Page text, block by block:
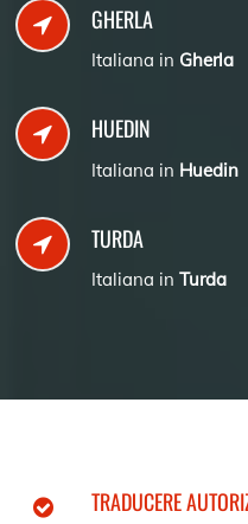
GHERLA
Italiana in Gherla
HUEDIN
Italiana in Huedin
TURDA
Italiana in Turda
TRADUCERE